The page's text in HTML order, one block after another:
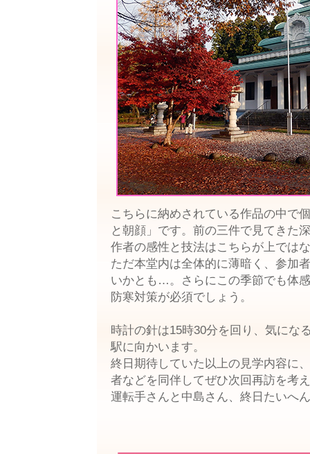
こちらに納めされている作品の中で
と朝顔」です。前の三件で見てきた
作者の感性と技法はこちらが上では
ただ本堂内は全体的に薄暗く、参加
いかとも…。さらにこの季節でも体
防寒対策が必須でしょう。
時計の針は15時30分を回り、気にな
駅に向かいます。
終日期待していた以上の見学内容に
者などを同伴してぜひ次回再訪を考
運転手さんと中島さん、終日たいへ